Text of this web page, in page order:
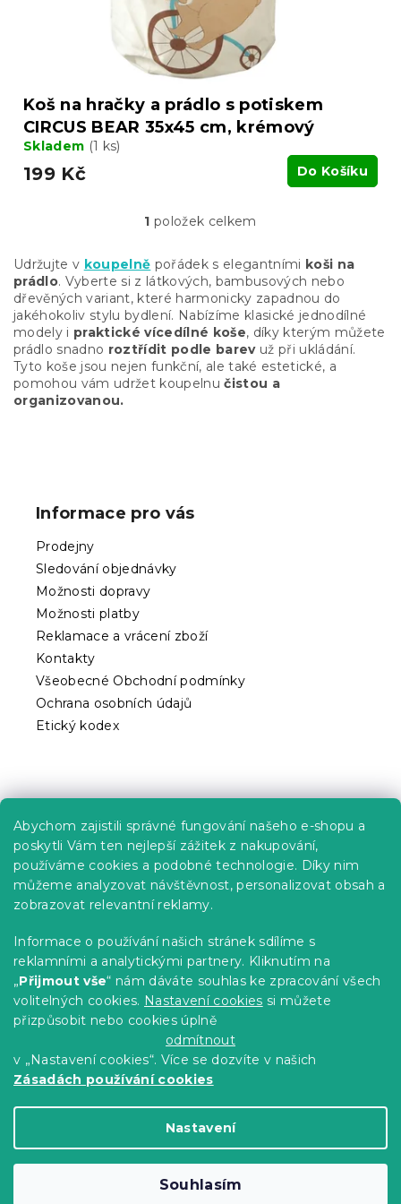
Abychom zajistili správné fungování našeho e-shopu a
poskytli Vám ten nejlepší zážitek z nakupování,
používáme cookies a podobné technologie. Díky nim
můžeme analyzovat návštěvnost, personalizovat obsah a
zobrazovat relevantní reklamy.
Informace o používání našich stránek sdílíme s
reklamními a analytickými partnery. Kliknutím na
„Přijmout vše“ nám dáváte souhlas ke zpracování všech
volitelných cookies. Nastavení cookies si můžete
přizpůsobit nebo cookies úplně
odmítnout
v „Nastavení cookies“. Více se dozvíte v našich
Zásadách používání cookies
Nastavení
Souhlasím
Koš na hračky a prádlo s potiskem
CIRCUS BEAR 35x45 cm, krémový
Skladem (1 ks)
199 Kč Do Košíku
O
l
á
d
a
c
í
p
r
1 položek celkem
Udržujte v koupelně pořádek s elegantními koši na
prádlo. Vyberte si z látkových, bambusových nebo
dřevěných variant, které harmonicky zapadnou do
jakéhokoliv stylu bydlení. Nabízíme klasické jednodílné
modely i praktické vícedílné koše, díky kterým můžete
prádlo snadno roztřídit podle barevuž při ukládání.
Tyto koše jsou nejen funkční, ale také estetické, a
pomohou vám udržet koupelnučistou a
organizovanou.
Informace pro vás
Prodejny
Sledování objednávky
Možnosti dopravy
Možnosti platby
Reklamace a vrácení zboží
Kontakty
Všeobecné Obchodní podmínky
Ochrana osobních údajů
Etický kodex
Kariéra
Poptávky a B2B spolupráce
Proč se u nás registrovat?
Věrnostní program - Sleva až 10 %
Návody
Tabulky velikostí
Blog
Copyright 2026Výprodej povlečení. Všechna
práva vyhrazena.Upravit nastavení cookies